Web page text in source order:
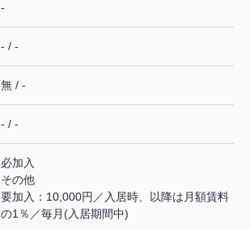
-
- / -
無 / -
- / -
必加入
その他
要加入：10,000円／入居時、以降は月額賃料
の1％／毎月(入居期間中)